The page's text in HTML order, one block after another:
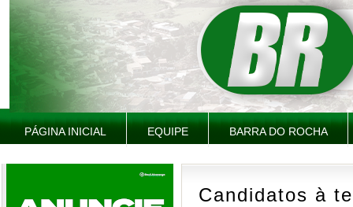
PÁGINA INICIAL EQUIPE BARRA DO ROCHA
Candidatos à